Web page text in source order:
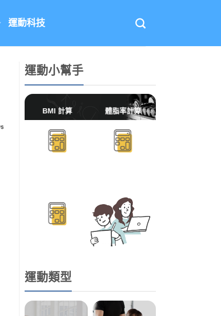
運動科技
運動小幫手
BMI 計算 體脂率計算
運動類型